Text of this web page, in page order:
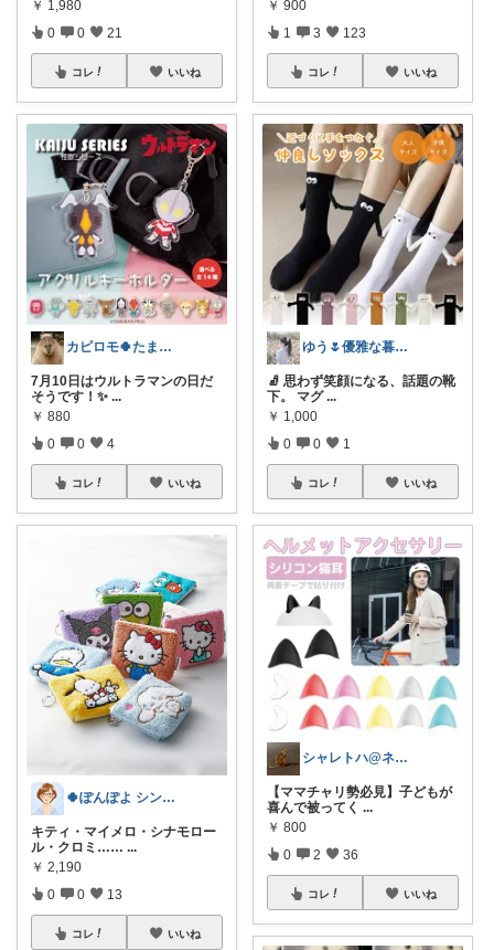
￥ 1,980
0 0 21
コレ いいね
カピロモ🍀たまにくすっと笑えるーむ🐾
7月10日はウルトラマンの日だ
そうです！✨ ...
￥ 880
0 0 4
コレ いいね
🍀ぽんぽよ シンプル時短ライフ🍀
キティ・マイメロ・シナモロー
ル・クロミ…… ...
￥ 2,190
0 0 13
コレ いいね
￥ 900
1 3 123
コレ いいね
ゆう🌷優雅な暮らし🌼*･
🧦 思わず笑顔になる、話題の靴
下。 マグ ...
￥ 1,000
0 0 1
コレ いいね
シャレトハ@ネコ派
【ママチャリ勢必見】子どもが
喜んで被ってく ...
￥ 800
0 2 36
コレ いいね